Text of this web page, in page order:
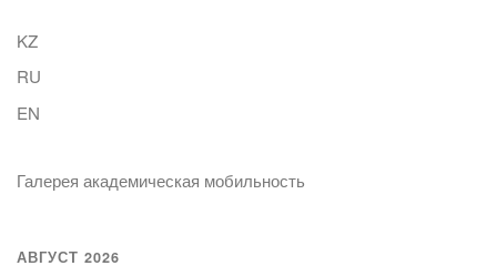
KZ
RU
EN
Галерея академическая мобильность
АВГУСТ 2026